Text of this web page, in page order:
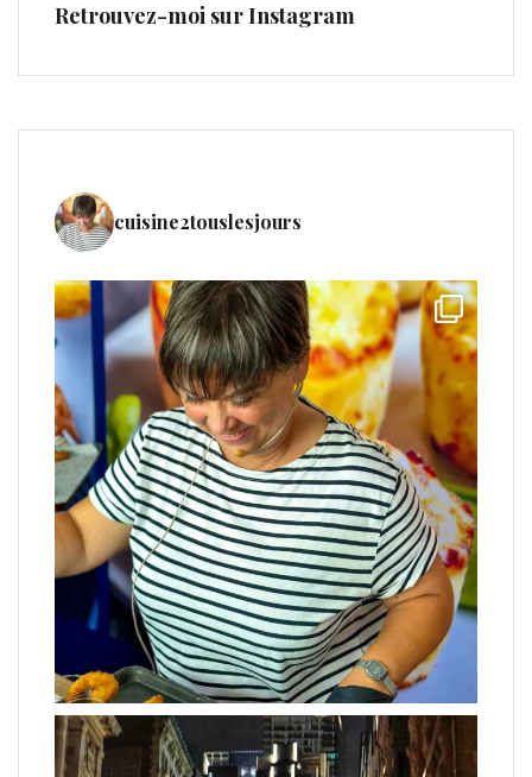
Retrouvez-moi sur Instagram
cuisine2touslesjours